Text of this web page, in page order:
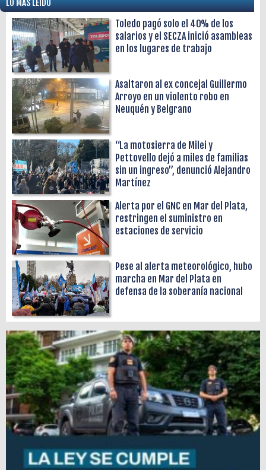
LO MÁS LEÍDO
Toledo pagó solo el 40% de los
salarios y el SECZA inició asambleas
en los lugares de trabajo
Asaltaron al ex concejal Guillermo
Arroyo en un violento robo en
Neuquén y Belgrano
“La motosierra de Milei y
Pettovello dejó a miles de familias
sin un ingreso”, denunció Alejandro
Martínez
Alerta por el GNC en Mar del Plata,
restringen el suministro en
estaciones de servicio
Pese al alerta meteorológico, hubo
marcha en Mar del Plata en
defensa de la soberanía nacional